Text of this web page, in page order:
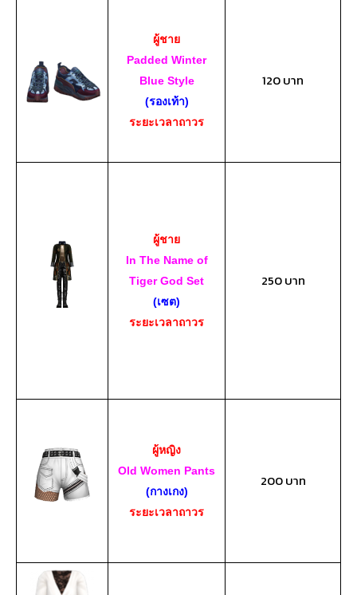
ผู้ชาย
Padded Winter
Blue Style
(รองเท้า)
ระยะเวลาถาวร
120 บาท
ผู้ชาย
In The Name of
Tiger God Set
(เซต)
ระยะเวลาถาวร
250 บาท
ผู้หญิง
Old Women Pants
(กางเกง)
ระยะเวลาถาวร
200 บาท